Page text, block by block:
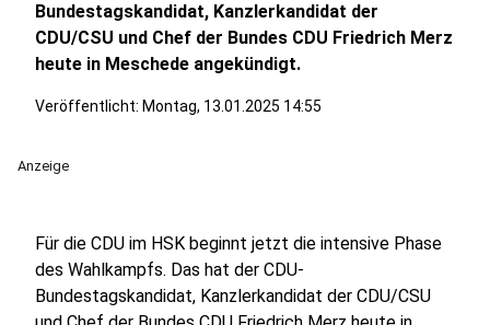
Bundestagskandidat, Kanzlerkandidat der
CDU/CSU und Chef der Bundes CDU Friedrich Merz
heute in Meschede angekündigt.
Veröffentlicht: Montag, 13.01.2025 14:55
Anzeige
Für die CDU im HSK beginnt jetzt die intensive Phase
des Wahlkampfs. Das hat der CDU-
Bundestagskandidat, Kanzlerkandidat der CDU/CSU